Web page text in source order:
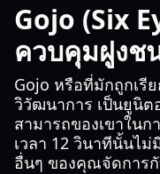
Gojo (Six
ควบคุมฝูงช
Gojo หรือที่มักถูกเรี
วิวัฒนาการ เป็นยูนิ
สามารถของเขาใน
เวลา 12 วินาทีนั้นไม่
อื่นๆ ของคุณจัดการกั